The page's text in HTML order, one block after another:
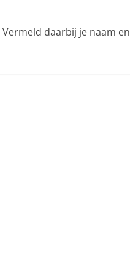
Vermeld daarbij je naam en